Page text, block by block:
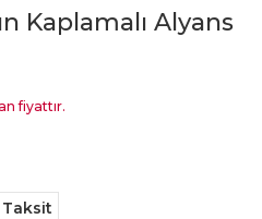
Kaplamalı Alyans
fiyattır.
Taksit